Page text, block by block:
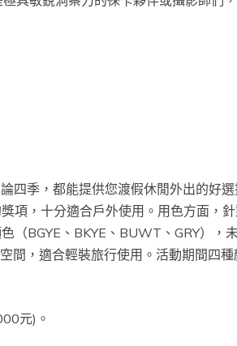
季，都能提供您渡假休閒外出的好
項，十分適合戶外使用。用色方面，
（BGYE、BKYE、BUWT、GRY），
，適合輕裝旅行使用。活動期間四
元)。